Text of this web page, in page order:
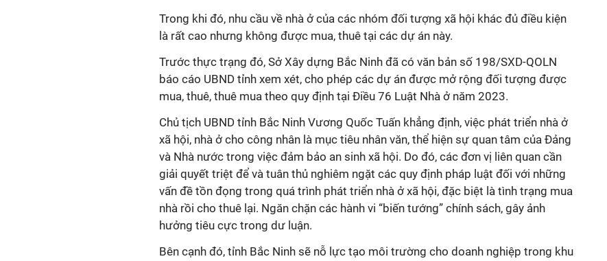
Trong khi đó, nhu cầu về nhà ở của các nhóm đối tượng xã hội khác đủ điều kiện
là rất cao nhưng không được mua, thuê tại các dự án này.
Trước thực trạng đó, Sở Xây dựng Bắc Ninh đã có văn bản số 198/SXD-QOLN
báo cáo UBND tỉnh xem xét, cho phép các dự án được mở rộng đối tượng được
mua, thuê, thuê mua theo quy định tại Điều 76 Luật Nhà ở năm 2023.
Chủ tịch UBND tỉnh Bắc Ninh Vương Quốc Tuấn khẳng định, việc phát triển nhà ở
xã hội, nhà ở cho công nhân là mục tiêu nhân văn, thể hiện sự quan tâm của Đảng
và Nhà nước trong việc đảm bảo an sinh xã hội. Do đó, các đơn vị liên quan cần
giải quyết triệt để và tuân thủ nghiêm ngặt các quy định pháp luật đối với những
vấn đề tồn đọng trong quá trình phát triển nhà ở xã hội, đặc biệt là tình trạng mua
nhà rồi cho thuê lại. Ngăn chặn các hành vi “biến tướng” chính sách, gây ảnh
hưởng tiêu cực trong dư luận.
Bên cạnh đó, tỉnh Bắc Ninh sẽ nỗ lực tạo môi trường cho doanh nghiệp trong khu